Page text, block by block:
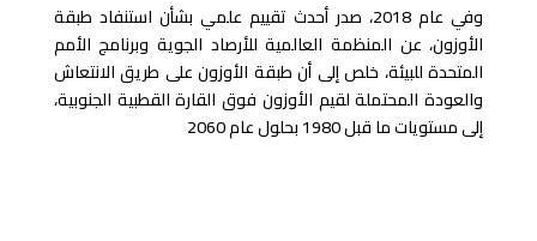
وفي عام 2018، صدر أحدث تقييم علمي بشأن استنفاد طبقة
الأوزون، عن المنظمة العالمية للأرصاد الجوية وبرنامج الأمم
المتحدة للبيئة، خلص إلى أن طبقة الأوزون على طريق الانتعاش
والعودة المحتملة لقيم الأوزون فوق القارة القطبية الجنوبية،
إلى مستويات ما قبل 1980 بحلول عام 2060